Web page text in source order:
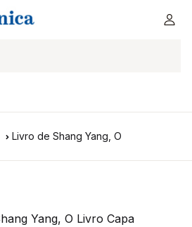
Livro de Shang Yang, O